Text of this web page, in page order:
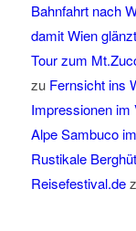
Bahnfahrt nach
damit Wien glänzt
Tour zum
zu Fernsicht ins
Impressionen im
Alpe Sambuco
Rustikale
Reisefestival.de